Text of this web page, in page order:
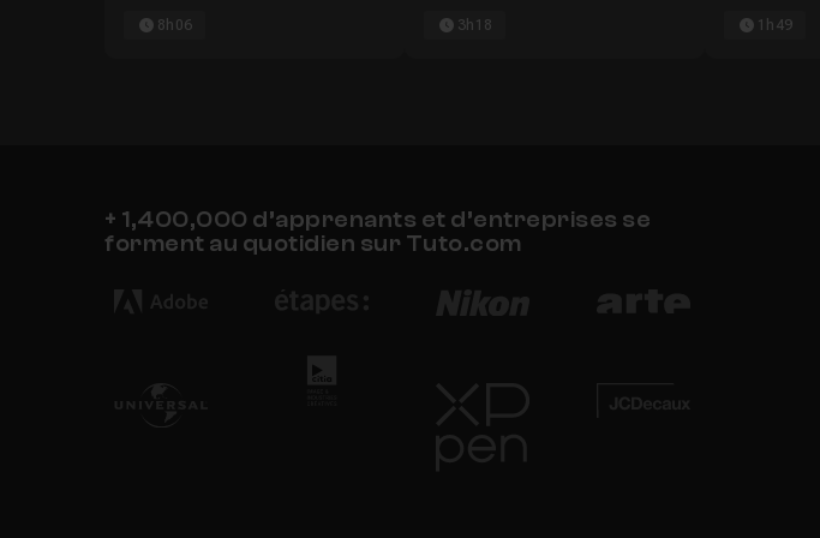
8h06 3h18 1h49
+ 1,400,000 d’apprenants et d’entreprises se
forment au quotidien sur Tuto.com